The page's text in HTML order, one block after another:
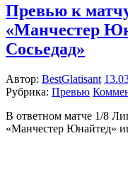
Превью к
«Манчестер
Сосьедад»
Автор: BestGlatisant
Рубрика: Превью
В ответном матче 1/8
«Манчестер Юнайтед»